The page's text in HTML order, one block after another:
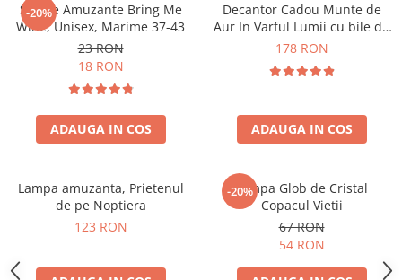
-20%
Sosete Amuzante Bring Me
Wine, Unisex, Marime 37-43
23 RON
18 RON
ADAUGA IN COS
Decantor Cadou Munte de
Aur In Varful Lumii cu bile de
curatare
178 RON
ADAUGA IN COS
Lampa amuzanta, Prietenul
de pe Noptiera
123 RON
-20%
Lampa Glob de Cristal
Copacul Vietii
67 RON
54 RON